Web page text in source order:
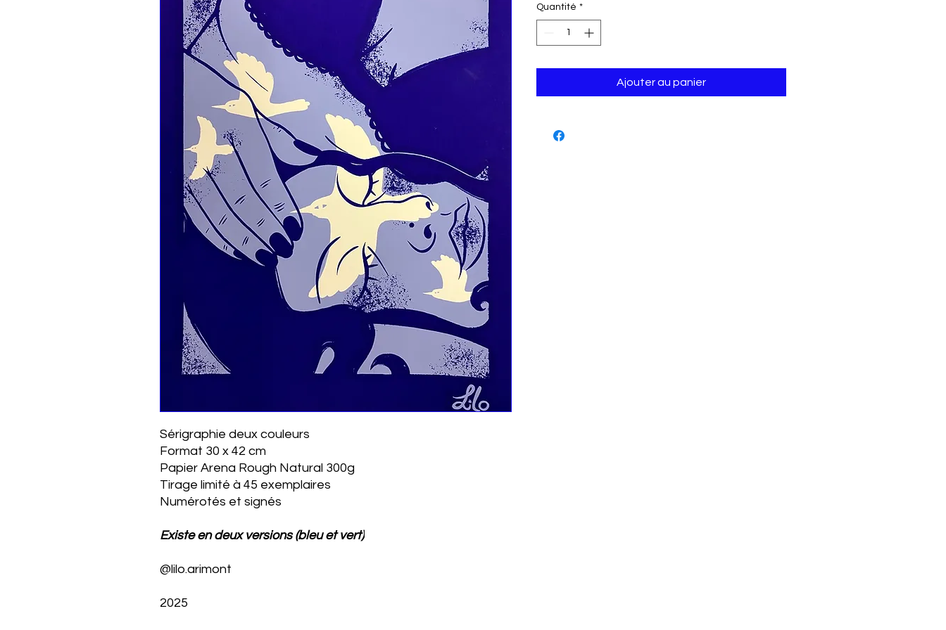
Sérigraphie deux couleurs
Format 30 x 42 cm
Papier Arena Rough Natural 300g
Tirage limité à 45 exemplaires
Numérotés et signés
Existe en deux versions (bleu et vert)
@lilo.arimont
2025
Quantité *
Ajouter au panier